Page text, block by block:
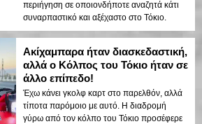
περιήγηση σε οποιονδήποτε αναζητά κάτι
συναρπαστικό και αξέχαστο στο Τόκιο.
Ακίχαμπαρα ήταν διασκεδαστική,
αλλά ο Κόλπος του Τόκιο ήταν σε
άλλο επίπεδο!
Έχω κάνει γκολφ καρτ στο παρελθόν, αλλά
τίποτα παρόμοιο με αυτό. Η διαδρομή
γύρω από τον κόλπο του Τόκιο προσέφερε